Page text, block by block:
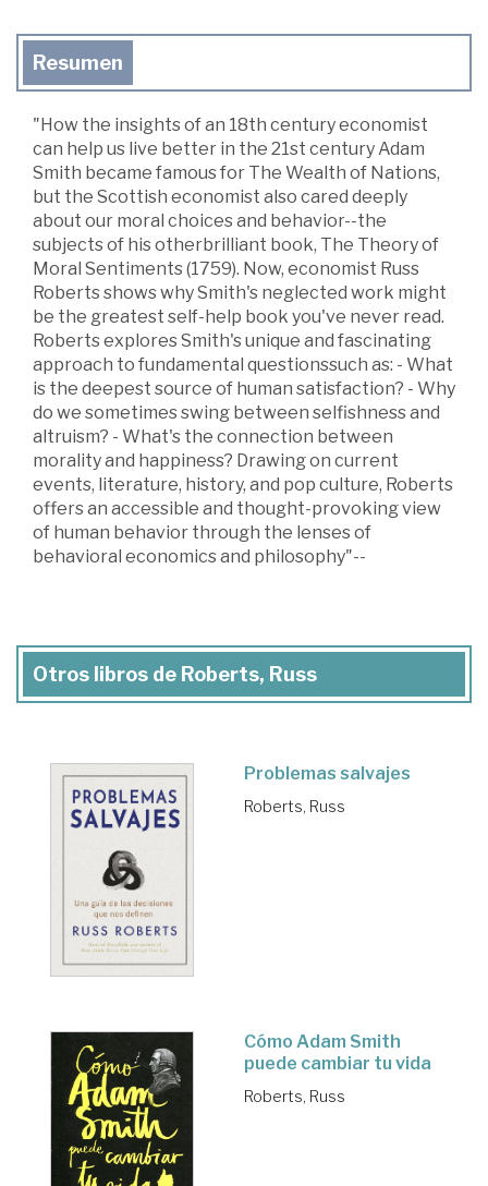
Resumen
"How the insights of an 18th century economist
can help us live better in the 21st century Adam
Smith became famous for The Wealth of Nations,
but the Scottish economist also cared deeply
about our moral choices and behavior--the
subjects of his otherbrilliant book, The Theory of
Moral Sentiments (1759). Now, economist Russ
Roberts shows why Smith's neglected work might
be the greatest self-help book you've never read.
Roberts explores Smith's unique and fascinating
approach to fundamental questionssuch as: - What
is the deepest source of human satisfaction? - Why
do we sometimes swing between selfishness and
altruism? - What's the connection between
morality and happiness? Drawing on current
events, literature, history, and pop culture, Roberts
offers an accessible and thought-provoking view
of human behavior through the lenses of
behavioral economics and philosophy"--
Otros libros de Roberts, Russ
Problemas salvajes
Roberts, Russ
Cómo Adam Smith
puede cambiar tu vida
Roberts, Russ